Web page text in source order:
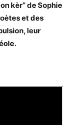
kèr” de Sophie
et des
leur